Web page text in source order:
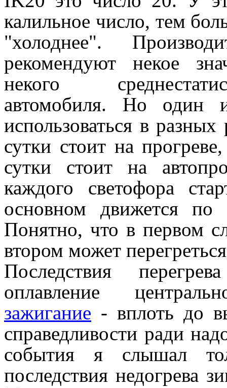
калильное число, тем
"холоднее".
рекомендуют некое
некого
автомобиля. Но один
использоваться в
сутки стоит на
сутки стоит на
каждого светофора
основном движется по
Понятно, что в первом
втором может
Последствия
оплавление
зажигание - вплоть до
справедливости ради
события я слышал
последствия недогрева